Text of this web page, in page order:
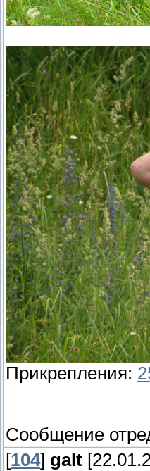
Прикрепления:
Сообщение
[104] galt